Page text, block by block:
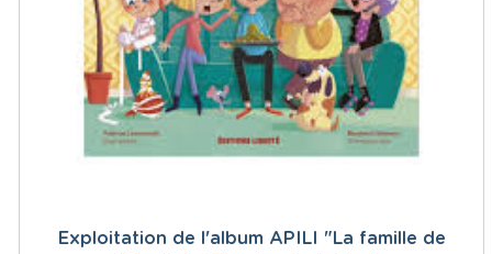
Exploitation de l'album APILI "La famille de